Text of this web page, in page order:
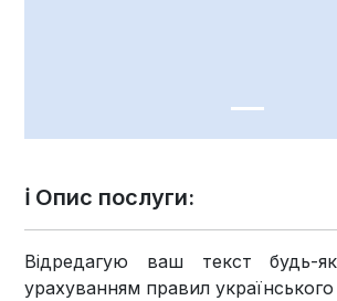
ℹ️ Опис послуги:
Відредагую ваш текст будь-
урахуванням правил